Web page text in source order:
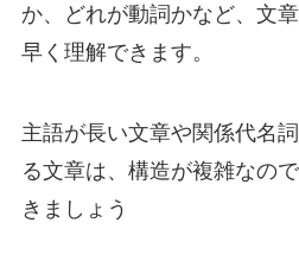
か、どれが動詞かなど、文
早く理解できます。
主語が長い文章や関係代名
る文章は、構造が複雑なの
きましょう